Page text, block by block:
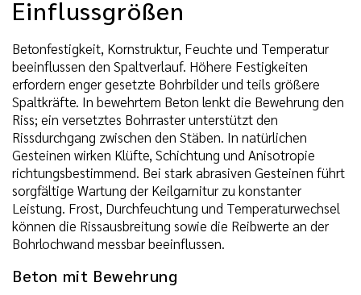
Einflussgrößen
Betonfestigkeit, Kornstruktur, Feuchte und Temperatur
beeinflussen den Spaltverlauf. Höhere Festigkeiten
erfordern enger gesetzte Bohrbilder und teils größere
Spaltkräfte. In bewehrtem Beton lenkt die Bewehrung den
Riss; ein versetztes Bohrraster unterstützt den
Rissdurchgang zwischen den Stäben. In natürlichen
Gesteinen wirken Klüfte, Schichtung und Anisotropie
richtungsbestimmend. Bei stark abrasiven Gesteinen führt
sorgfältige Wartung der Keilgarnitur zu konstanter
Leistung. Frost, Durchfeuchtung und Temperaturwechsel
können die Rissausbreitung sowie die Reibwerte an der
Bohrlochwand messbar beeinflussen.
Beton mit Bewehrung